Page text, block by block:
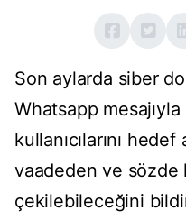
Son aylarda siber
Whatsapp
kullanıcılarını
vaadeden ve sözde
çekilebileceğini